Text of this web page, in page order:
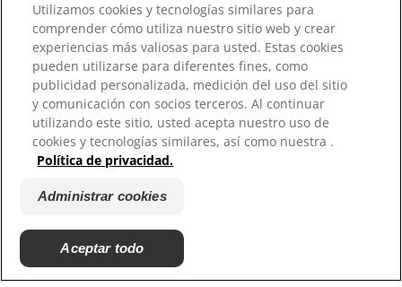
© 2026 Colgate-Palmolive Company. Todos los derechos
reservados.
Condiciones de uso
Política de privacidad
Condiciones de venta
No vender mi información personal
Gestionar mis derechos de datos
Utilizamos cookies y tecnologías similares para
comprender cómo utiliza nuestro sitio web y crear
experiencias más valiosas para usted. Estas cookies
pueden utilizarse para diferentes fines, como
publicidad personalizada, medición del uso del sitio
y comunicación con socios terceros. Al continuar
utilizando este sitio, usted acepta nuestro uso de
cookies y tecnologías similares, así como nuestra .
Política de privacidad.
Administrar cookies
Aceptar todo